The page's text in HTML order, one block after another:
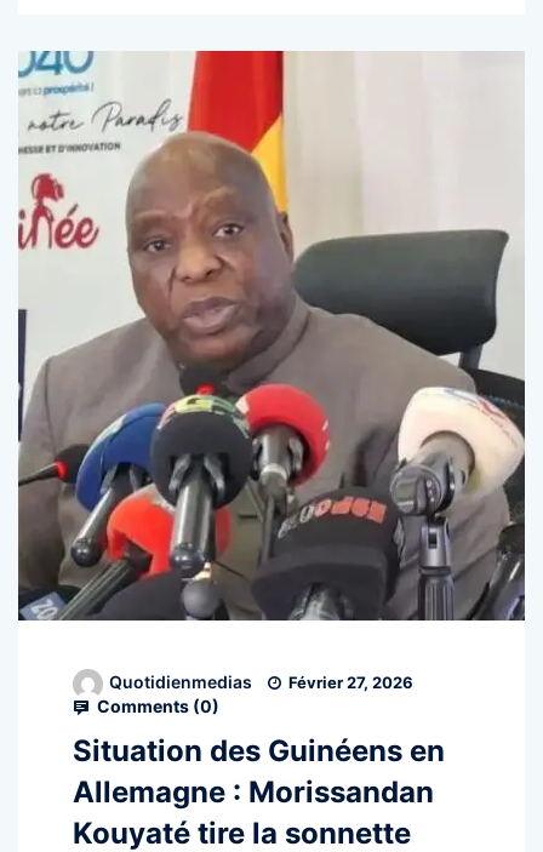
Quotidienmedias Février 27, 2026
Comments (0)
Situation des Guinéens en
Allemagne : Morissandan
Kouyaté tire la sonnette